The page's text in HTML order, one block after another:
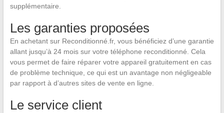
supplémentaire.
Les garanties proposées
En achetant sur Reconditionné.fr, vous bénéficiez d’une garantie
allant jusqu’à 24 mois sur votre téléphone reconditionné. Cela
vous permet de faire réparer votre appareil gratuitement en cas
de problème technique, ce qui est un avantage non négligeable
par rapport à d’autres sites de vente en ligne.
Le service client